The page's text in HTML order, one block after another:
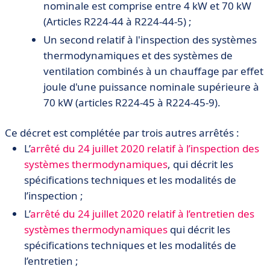
nominale est comprise entre 4 kW et 70 kW
(Articles R224-44 à R224-44-5) ;
Un second relatif à l'inspection des systèmes
thermodynamiques et des systèmes de
ventilation combinés à un chauffage par effet
joule d'une puissance nominale supérieure à
70 kW (articles R224-45 à R224-45-9).
Ce décret est complétée par trois autres arrêtés :
L’arrêté du 24 juillet 2020 relatif à l’inspection des
systèmes thermodynamiques, qui décrit les
spécifications techniques et les modalités de
l’inspection ;
L’arrêté du 24 juillet 2020 relatif à l’entretien des
systèmes thermodynamiques qui décrit les
spécifications techniques et les modalités de
l’entretien ;